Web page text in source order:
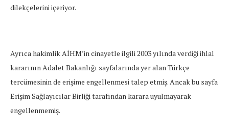
dilekçelerini içeriyor.
Ayrıca hakimlik AİHM’in cinayetle ilgili 2003 yılında verdiği ihlal
kararının Adalet Bakanlığı sayfalarında yer alan Türkçe
tercümesinin de erişime engellenmesi talep etmiş. Ancak bu sayfa
Erişim Sağlayıcılar Birliği tarafından karara uyulmayarak
engellenmemiş.